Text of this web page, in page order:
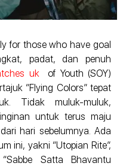
for those who have goal
padat, dan penuh
uk of Youth (SOY)
“Flying Colors” tepat
Tidak muluk-muluk,
untuk terus maju
hari sebelumnya. Ada
ini, yakni “Utopian Rite”,
Satta Bhavantu